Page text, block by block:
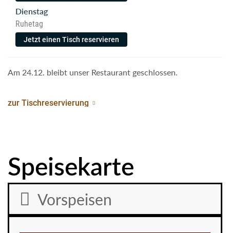
Dienstag
Ruhetag
Jetzt einen Tisch reservieren
Am 24.12. bleibt unser Restaurant geschlossen.
zur Tischreservierung
Speisekarte
Vorspeisen